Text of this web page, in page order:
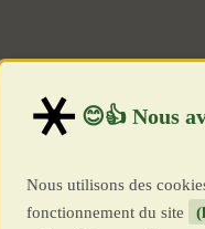
Nous utilisons des
fonctionnement du site